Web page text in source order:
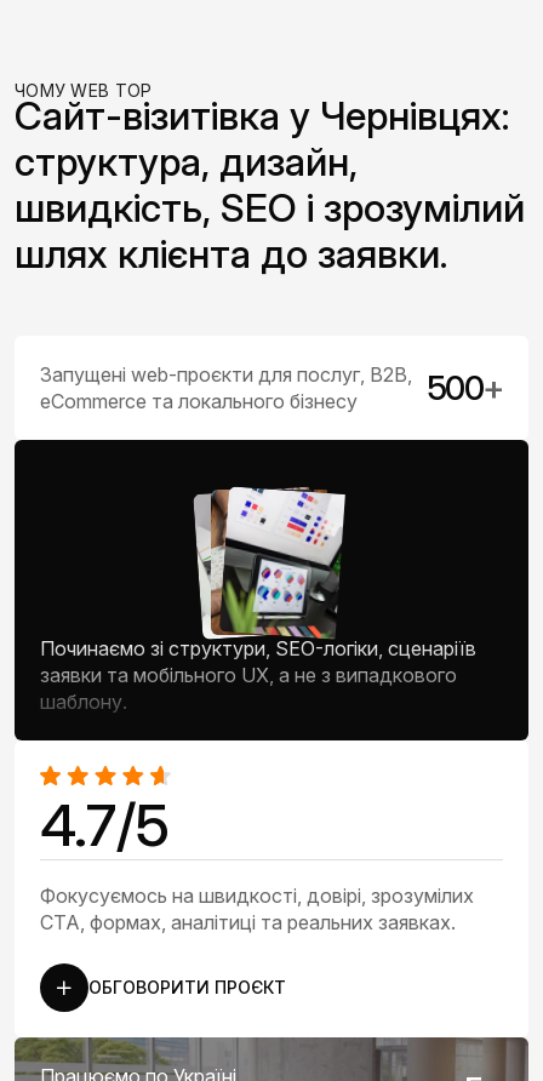
ЧОМУ WEB TOP
Сайт-візитівка у Чернівцях:
структура, дизайн,
швидкість, SEO і зрозумілий
шлях клієнта до заявки.
Запущені web-проєкти для послуг, B2B,
eCommerce та локального бізнесу
500+
Починаємо зі структури, SEO-логіки, сценаріїв
заявки та мобільного UX, а не з випадкового
шаблону.
4.7/5
Фокусуємось на швидкості, довірі, зрозумілих
CTA, формах, аналітиці та реальних заявках.
ОБГОВОРИТИ ПРОЄКТ
Працюємо по Україні